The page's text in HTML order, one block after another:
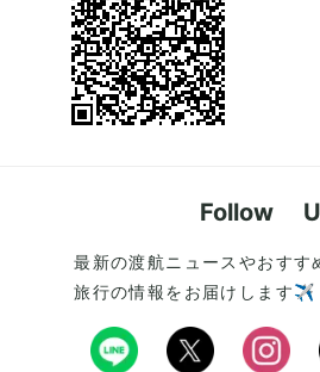
Follow
最新の渡航ニュースやおすす
旅行の情報をお届けします✈️